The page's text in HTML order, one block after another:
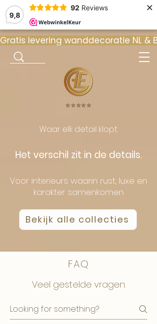
9,8
92 Reviews ×
Gratis levering wanddecoratie NL
⭐️⭐️⭐️⭐️⭐️
Waar elk detail klopt.
Het verschil zit in de details.
Voor interieurs waarin rust, luxe en
karakter samenkomen
Bekijk alle collecties
FAQ
Veel gestelde vragen.